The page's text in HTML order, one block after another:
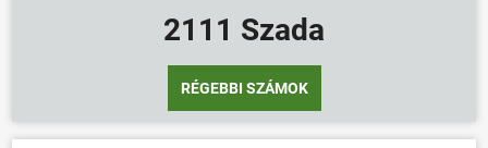
2111 Szada
RÉGEBBI SZÁMOK